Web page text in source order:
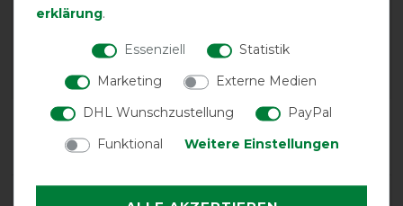
Product Reviews
4
erklärung.
Essenziell
Statistik
Marketing
Externe Medien
DHL Wunschzustellung
PayPal
Funktional
Weitere Einstellungen